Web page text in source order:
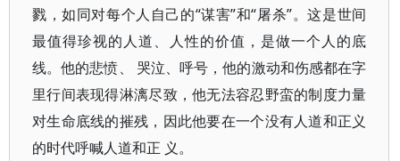
戮，如同对每个人自己的“谋害”和“屠杀”。这是世间
最值得珍视的人道、人性的价值，是做一个人的底
线。他的悲愤、 哭泣、呼号，他的激动和伤感都在字
里行间表现得淋漓尽致，他无法容忍野蛮的制度力量
对生命底线的摧残，因此他要在一个没有人道和正义
的时代呼喊人道和正 义。